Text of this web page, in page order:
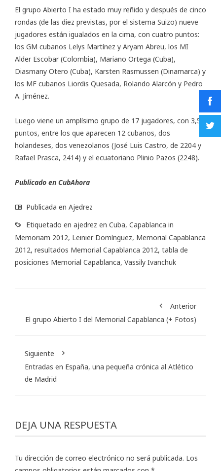
El grupo Abierto I ha estado muy reñido y después de cinco
rondas (de las diez previstas, por el sistema Suizo) nueve
jugadores están igualados en la cima, con cuatro puntos:
los GM cubanos Lelys Martínez y Aryam Abreu, los MI
Alder Escobar (Colombia), Mariano Ortega (Cuba),
Diasmany Otero (Cuba), Karsten Rasmussen (Dinamarca) y
los MF cubanos Liordis Quesada, Rolando Alarcón y Pedro
A. Jiménez.
Luego viene un amplísimo grupo de 17 jugadores, con 3,5
puntos, entre los que aparecen 12 cubanos, dos
holandeses, dos venezolanos (José Luis Castro, de 2204 y
Rafael Prasca, 2414) y el ecuatoriano Plinio Pazos (2248).
Publicado en CubAhora
Publicada en Ajedrez
Etiquetado en ajedrez en Cuba, Capablanca in
Memoriam 2012, Leinier Domínguez, Memorial Capablanca
2012, resultados Memorial Capablanca 2012, tabla de
posiciones Memorial Capablanca, Vassily Ivanchuk
Anterior
El grupo Abierto I del Memorial Capablanca (+ Fotos)
Siguiente
Entradas en España, una pequeña crónica al Atlético
de Madrid
DEJA UNA RESPUESTA
Tu dirección de correo electrónico no será publicada. Los